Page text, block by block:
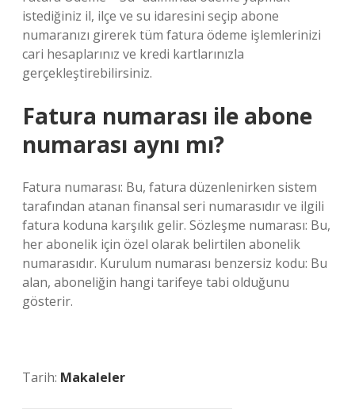
istediğiniz il, ilçe ve su idaresini seçip abone
numaranızı girerek tüm fatura ödeme işlemlerinizi
cari hesaplarınız ve kredi kartlarınızla
gerçekleştirebilirsiniz.
Fatura numarası ile abone
numarası aynı mı?
Fatura numarası: Bu, fatura düzenlenirken sistem
tarafından atanan finansal seri numarasıdır ve ilgili
fatura koduna karşılık gelir. Sözleşme numarası: Bu,
her abonelik için özel olarak belirtilen abonelik
numarasıdır. Kurulum numarası benzersiz kodu: Bu
alan, aboneliğin hangi tarifeye tabi olduğunu
gösterir.
Tarih: Makaleler